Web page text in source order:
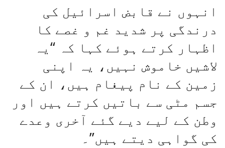
انہوں نے قابض اسرائیل کی
درندگی پر شدید غم و غصے کا
اظہار کرتے ہوئے کہا کہ “یہ
لاشیں خاموش نہیں، یہ اپنی
زمین کے نام پیغام ہیں، ان کے
جسم مٹی سے باتیں کرتے ہیں اور
وطن کے لیے دیے گئے آخری وعدے
کی گواہی دیتے ہیں”۔